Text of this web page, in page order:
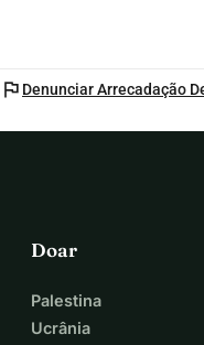
flag Denunciar Arrecadação
Doar
Palestina
Ucrânia